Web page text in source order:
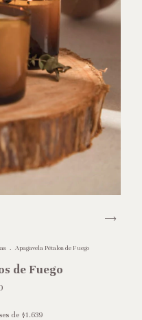
. Apagavela Pétalos de Fuego
de Fuego
de $1.639